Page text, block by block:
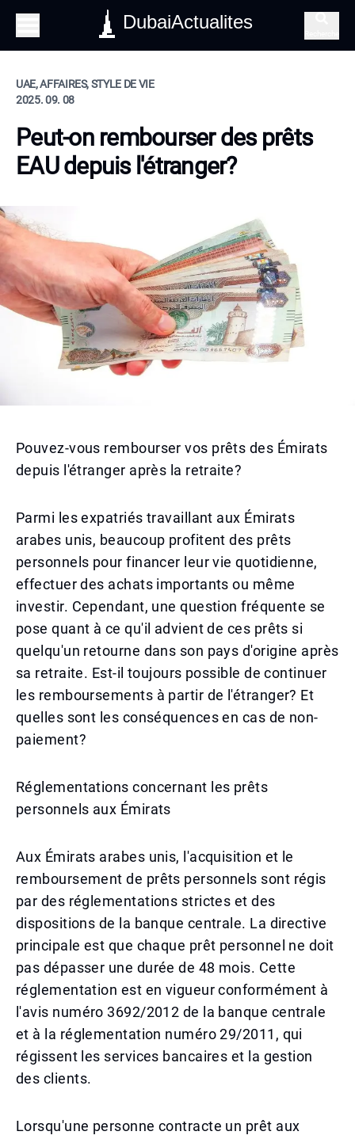
DubaiActualites
UAE, AFFAIRES, STYLE DE VIE
2025. 09. 08
Peut-on rembourser des prêts
EAU depuis l'étranger?
Pouvez-vous rembourser vos prêts des Émirats
depuis l'étranger après la retraite?
Parmi les expatriés travaillant aux Émirats
arabes unis, beaucoup profitent des prêts
personnels pour financer leur vie quotidienne,
effectuer des achats importants ou même
investir. Cependant, une question fréquente se
pose quant à ce qu'il advient de ces prêts si
quelqu'un retourne dans son pays d'origine après
sa retraite. Est-il toujours possible de continuer
les remboursements à partir de l'étranger? Et
quelles sont les conséquences en cas de non-
paiement?
Réglementations concernant les prêts
personnels aux Émirats
Aux Émirats arabes unis, l'acquisition et le
remboursement de prêts personnels sont régis
par des réglementations strictes et des
dispositions de la banque centrale. La directive
principale est que chaque prêt personnel ne doit
pas dépasser une durée de 48 mois. Cette
réglementation est en vigueur conformément à
l'avis numéro 3692/2012 de la banque centrale
et à la réglementation numéro 29/2011, qui
régissent les services bancaires et la gestion
des clients.
Lorsqu'une personne contracte un prêt aux